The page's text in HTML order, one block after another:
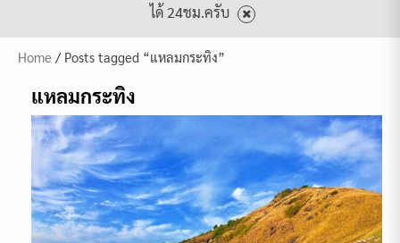
ได้ 24ชม.ครับ
Home / Posts tagged “แหลมกระทิง”
แหลมกระทิง